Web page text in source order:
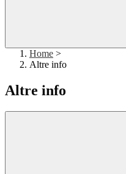
Home >
Altre info
Altre info